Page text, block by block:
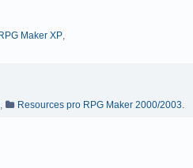
Maker XP,
, Resources pro RPG Maker 2000/2003.